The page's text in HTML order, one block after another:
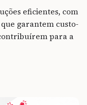
eficientes, com
garantem custo-
para a